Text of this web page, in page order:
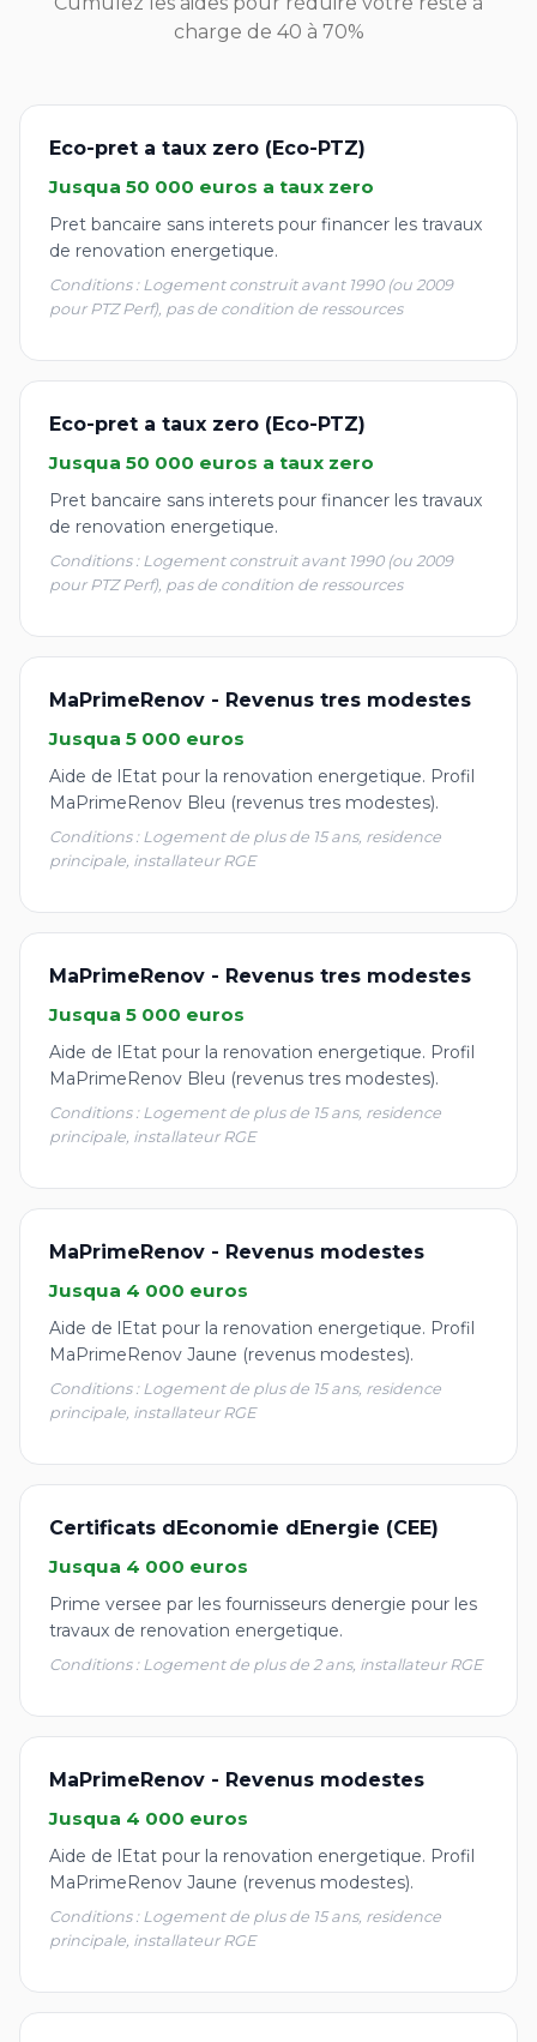
charge de 40 à 70%
Eco-pret a taux zero (Eco-PTZ)
Jusqua 50 000 euros a taux zero
Pret bancaire sans interets pour financer les travaux
de renovation energetique.
Conditions : Logement construit avant 1990 (ou 2009
pour PTZ Perf), pas de condition de ressources
Eco-pret a taux zero (Eco-PTZ)
Jusqua 50 000 euros a taux zero
Pret bancaire sans interets pour financer les travaux
de renovation energetique.
Conditions : Logement construit avant 1990 (ou 2009
pour PTZ Perf), pas de condition de ressources
MaPrimeRenov - Revenus tres modestes
Jusqua 5 000 euros
Aide de lEtat pour la renovation energetique. Profil
MaPrimeRenov Bleu (revenus tres modestes).
Conditions : Logement de plus de 15 ans, residence
principale, installateur RGE
MaPrimeRenov - Revenus tres modestes
Jusqua 5 000 euros
Aide de lEtat pour la renovation energetique. Profil
MaPrimeRenov Bleu (revenus tres modestes).
Conditions : Logement de plus de 15 ans, residence
principale, installateur RGE
MaPrimeRenov - Revenus modestes
Jusqua 4 000 euros
Aide de lEtat pour la renovation energetique. Profil
MaPrimeRenov Jaune (revenus modestes).
Conditions : Logement de plus de 15 ans, residence
principale, installateur RGE
Certificats dEconomie dEnergie (CEE)
Jusqua 4 000 euros
Prime versee par les fournisseurs denergie pour les
travaux de renovation energetique.
Conditions : Logement de plus de 2 ans, installateur RGE
MaPrimeRenov - Revenus modestes
Jusqua 4 000 euros
Aide de lEtat pour la renovation energetique. Profil
MaPrimeRenov Jaune (revenus modestes).
Conditions : Logement de plus de 15 ans, residence
principale, installateur RGE